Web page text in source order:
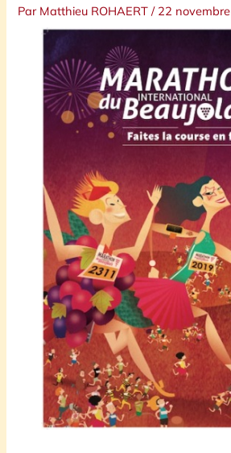
Par Matthieu ROHAERT/ 22